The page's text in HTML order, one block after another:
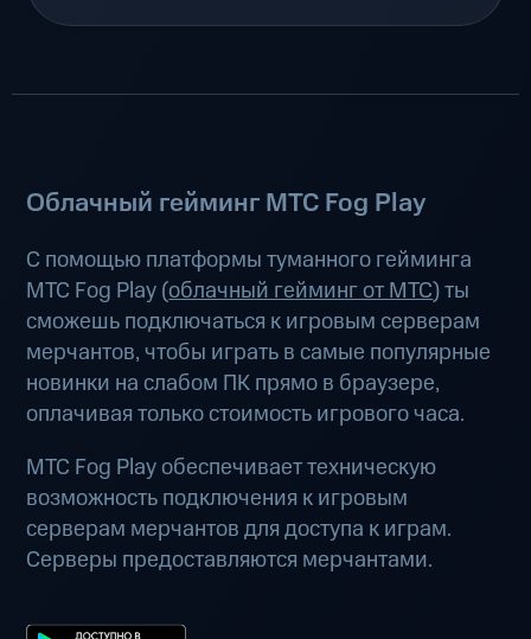
Облачный гейминг МТС Fog Play
С помощью платформы туманного гейминга
МТС Fog Play (облачный гейминг от МТС) ты
сможешь подключаться к игровым серверам
мерчантов, чтобы играть в самые популярные
новинки на слабом ПК прямо в браузере,
оплачивая только стоимость игрового часа.
МТС Fog Play обеспечивает техническую
возможность подключения к игровым
серверам мерчантов для доступа к играм.
Серверы предоставляются мерчантами.